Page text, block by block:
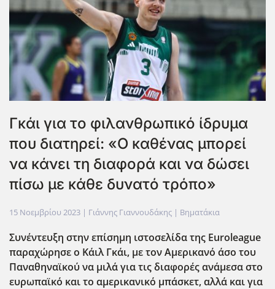
Γκάι για το φιλανθρωπικό ίδρυμα
που διατηρεί: «Ο καθένας μπορεί
να κάνει τη διαφορά και να δώσει
πίσω με κάθε δυνατό τρόπο»
15 Νοεμβρίου 2023 | Γιάννης Γιαννουδάκης | Βηματάκια
Συνέντευξη στην επίσημη ιστοσελίδα της Euroleague
παραχώρησε ο Κάιλ Γκάι, με τον Αμερικανό άσο του
Παναθηναϊκού να μιλά για τις διαφορές ανάμεσα στο
ευρωπαϊκό και το αμερικανικό μπάσκετ, αλλά και για